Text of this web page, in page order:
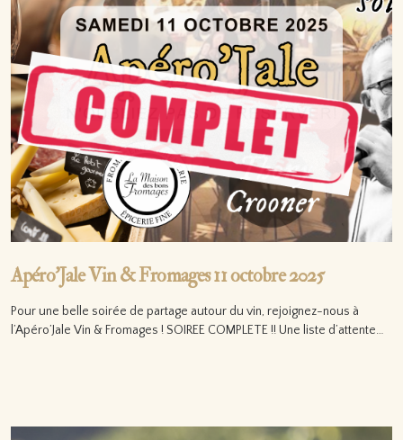
Apéro’Jale Vin & Fromages 11 octobre 2025
Pour une belle soirée de partage autour du vin, rejoignez-nous à
l’Apéro’Jale Vin & Fromages ! SOIREE COMPLETE !! Une liste d’attente…